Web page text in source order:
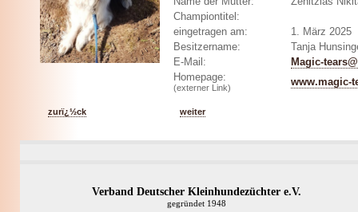
Championtitel:
eingetragen am:
1. März 2025
Besitzername:
Tanja
E-Mail:
Magic-
Homepage:
(externer Link) www.magic-
zurï¿½ck weiter
Verband Deutscher Kleinhundezüchter e.V.
gegründet 1948